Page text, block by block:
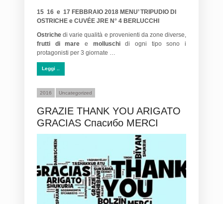
15 16 e 17 FEBBRAIO 2018 MENU’ TRIPUDIO DI
OSTRICHE e CUVÉE JRE N° 4 BERLUCCHI
Ostriche di varie qualità e provenienti da zone diverse,
frutti di mare e molluschidi ogni tipo sono i
protagonisti per 3 giornate …
Leggi ..
2016 Uncategorized
GRAZIE THANK YOU ARIGATO
GRACIAS Спасибо MERCI